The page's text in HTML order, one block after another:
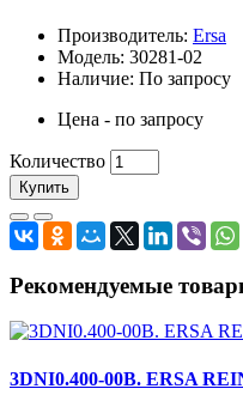
Производитель: Ersa
Модель: 30281-02
Наличие: По запросу
Цена - по запросу
Количество
Купить
Рекомендуемые
3DNI0.400-00B. ERSA